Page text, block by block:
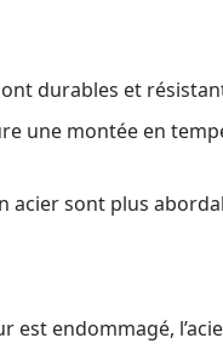
durables et
une montée en
acier sont plus
est endommagé,